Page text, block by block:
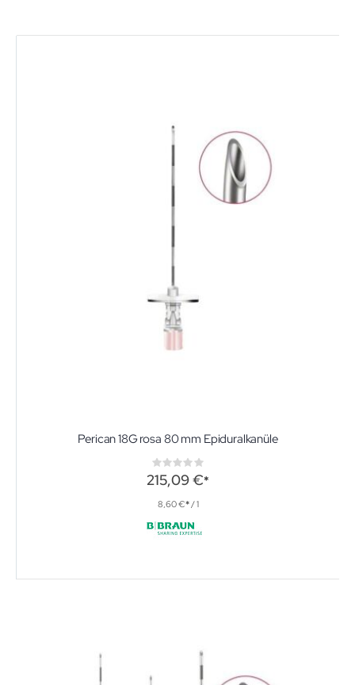
Perican 18G rosa 80 mm Epiduralkanüle
Rating:
0%
215,09 €
8,60 € / 1